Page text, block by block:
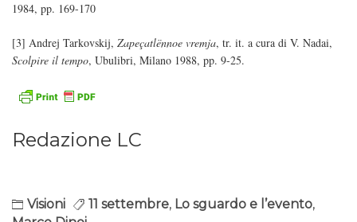
1984, pp. 169-170
[3] Andrej Tarkovskij, Zapeçatlënnoe vremja, tr. it. a cura di V. Nadai,
Scolpire il tempo, Ubulibri, Milano 1988, pp. 9-25.
Redazione LC
Visioni 11 settembre, Lo sguardo e l’evento,